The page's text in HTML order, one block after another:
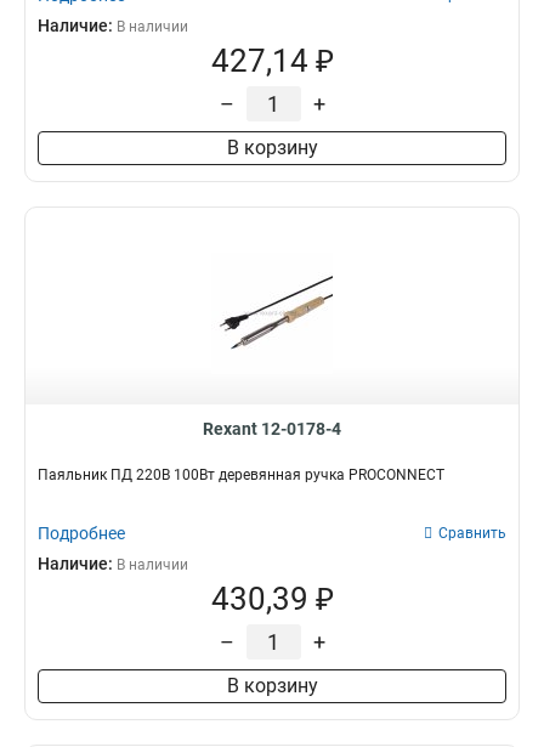
Наличие: В наличии
427,14 ₽
– +
В корзину
Rexant 12-0178-4
Паяльник ПД 220В 100Вт деревянная ручка PROCONNECT
Подробнее Сравнить
Наличие: В наличии
430,39 ₽
– +
В корзину